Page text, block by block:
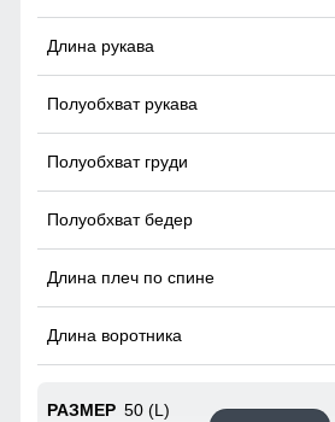
Капюшон надежно защищает от
факторов, таких как снег, дождь,
50 (L)